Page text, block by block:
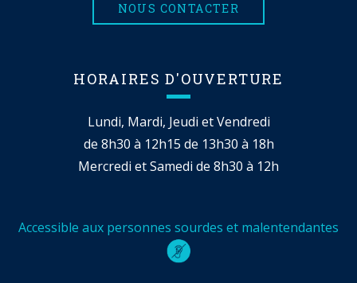
NOUS CONTACTER
HORAIRES D'OUVERTURE
Lundi, Mardi, Jeudi et Vendredi
de 8h30 à 12h15 de 13h30 à 18h
Mercredi et Samedi de 8h30 à 12h
Accessible aux personnes sourdes et malentendantes